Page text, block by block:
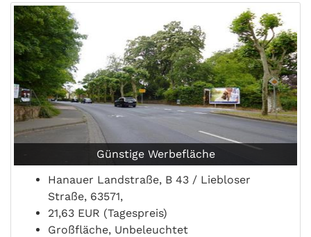
Günstige Werbefläche
Hanauer Landstraße, B 43 / Liebloser
Straße, 63571,
21,63 EUR (Tagespreis)
Großfläche, Unbeleuchtet